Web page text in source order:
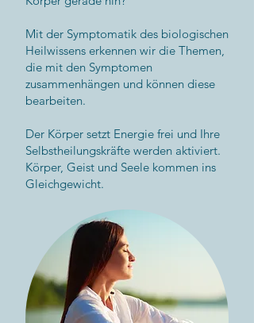
Mit der Symptomatik des biologischen
Heilwissens erkennen wir die Themen,
die mit den Symptomen
zusammenhängen und können diese
bearbeiten.
Der Körper setzt Energie frei und Ihre
Selbstheilungskräfte werden aktiviert.
Körper, Geist und Seele kommen ins
Gleichgewicht.